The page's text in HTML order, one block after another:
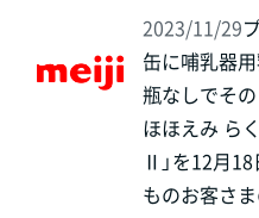
2023/11/29
缶に哺乳器
瓶なしでそ
ほほえみ ら
Ⅱ」を12月
ものお客さま